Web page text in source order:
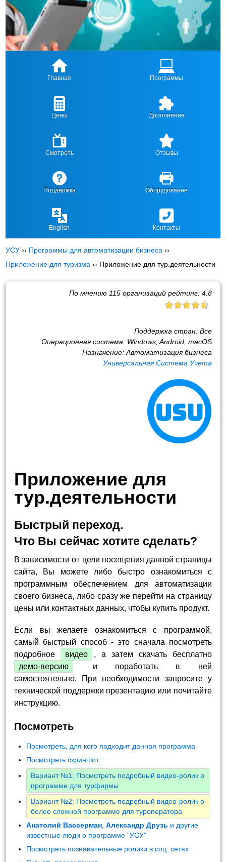
Главная Программы
Цены Дополнения
Смотреть Отзывы
Поддержка Оборудование
English Контакты
УСУ ›› Программы для автоматизации бизнеса ››
Приложение для туризма ›› Приложение для тур.деятельности
По мнению 115организаций рейтинг: 4.8
Поддержка стран: Все
Операционная система: Windows, Android, macOS
Назначение: Автоматизация бизнеса
Универсальная Система Учета
Приложение для
тур.деятельности
Быстрый переход.
Что Вы сейчас хотите сделать?
В зависимости от цели посещения данной страницы
сайта, Вы можете либо быстро ознакомиться с
программным обеспечением для автоматизации
своего бизнеса, либо сразу же перейти на страницу
цены или контактных данных, чтобы купить продукт.
Если вы желаете ознакомиться с программой,
самый быстрый способ - это сначала посмотреть
подробное
видео
, а затем скачать бесплатно
демо-версию
и поработать в ней
самостоятельно. При необходимости запросите у
технической поддержки презентацию или почитайте
инструкцию.
Посмотреть
Посмотреть, для кого подходит данная программа
Посмотреть скриншот
Вариант №1: Посмотреть подробный видео-ролик о
программе для турфирмы
Вариант №2: Посмотреть подробный видео-ролик о
более сложной программе для туроператора
Анатолий Вассерман ,Александр Друзь и другие
известные люди о программе "УСУ"
Посмотреть познавательные ролики в соц. сетях